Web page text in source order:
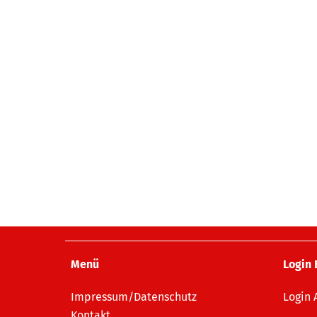
Menü
Impressum/Datenschutz
Login
Login